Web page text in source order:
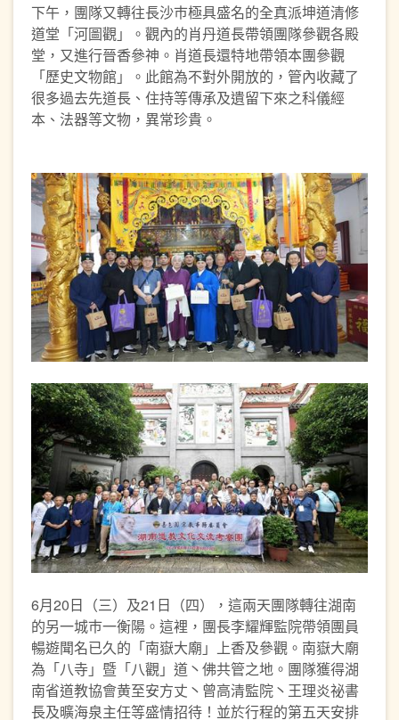
下午，團隊又轉往長沙巿極具盛名的全真派坤道清修
道堂「河圖觀」。觀內的肖丹道長帶領團隊參觀各殿
堂，又進行晉香參神。肖道長還特地帶領本團參觀
「歷史文物館」。此館為不對外開放的，管內收藏了
很多過去先道長、住持等傳承及遺留下來之科儀經
本、法器等文物，異常珍貴。
6月20日（三）及21日（四），這兩天團隊轉往湖南
的另一城巿一衡陽。這裡，團長李耀輝監院帶領團員
暢遊聞名已久的「南嶽大廟」上香及參觀。南嶽大廟
為「八寺」暨「八觀」道丶佛共管之地。團隊獲得湖
南省道教協會黄至安方丈丶曾高清監院丶王理炎祕書
長及曠海泉主任等盛情招待！並於行程的第五天安排